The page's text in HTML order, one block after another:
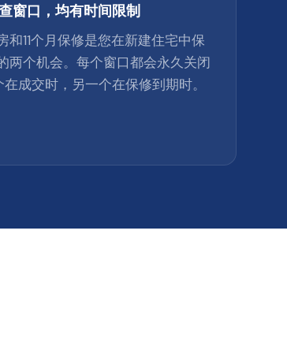
窗口，均有时间限制
和11个月保修是您在新建住宅中保
两个机会。每个窗口都会永久关闭
成交时，另一个在保修到期时。